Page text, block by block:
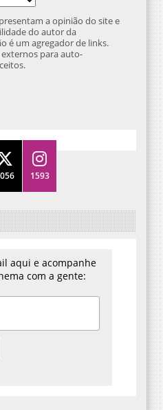
a opinião do site e
do autor da
é um agregador de links.
para auto-
1593
aqui e acompanhe
com a gente: